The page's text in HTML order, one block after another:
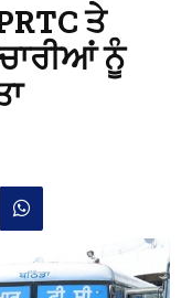
ਤੇ
ਨੂੰ